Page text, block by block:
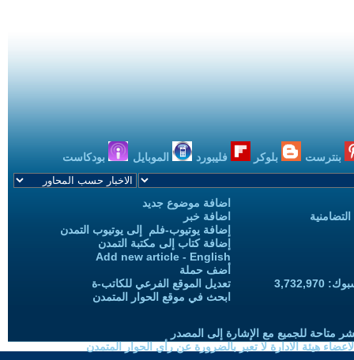
بنترست بلوكر فليبورد الموبايل بودكاست
اضافة موضوع جديد
اضافة خبر
إضافة يوتيوب-فلم إلى يوتيوب التمدن
إضافة كتاب إلى مكتبة التمدن
Add new article - English
أضف حملة
تعديل الموقع الفرعي للكاتب-ة
ابحث في موقع الحوار المتمدن
متاحة للجميع مع الإشارة إلى المصدر
هيئة الادارة لا تعبر بالضرورة عن رأي الحوار المتمدن